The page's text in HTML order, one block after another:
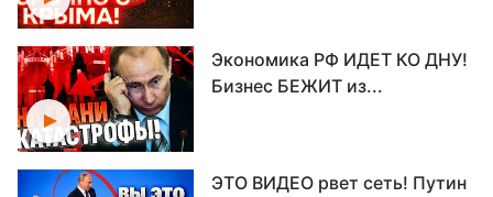
Экономика РФ ИДЕТ КО ДНУ!
Бизнес БЕЖИТ из...
ЭТО ВИДЕО рвет сеть! Путин